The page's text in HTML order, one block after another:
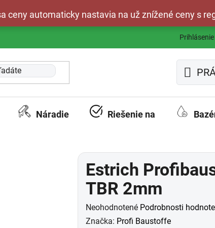
ceny automaticky nastavia na už znížené ceny s
Prihlásenie
KOŠÍK
Náradie Riešenie na
Estrich
TBR 2mm
Priemerné
hodnotenie
Neohodnotené Podrobnosti
Značka: Profi Baustoffe